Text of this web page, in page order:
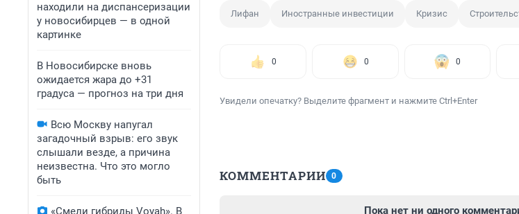
находили на диспансеризации
у новосибирцев — в одной
картинке
В Новосибирске вновь
ожидается жара до +31
градуса — прогноз на три дня
Всю Москву напугал
загадочный взрыв: его звук
слышали везде, а причина
неизвестна. Что это могло
быть
«Смели гибриды Voyah». В
Лифан Иностранные инвестиции Кризис
0 0 0
Увидели опечатку? Выделите фрагмент и нажмите Ctrl+Enter
КОММЕНТАРИИ 0
Пока нет ни одного